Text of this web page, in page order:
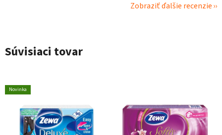
Zobraziť ďalšie recenzie
Súvisiaci tovar
Novinka